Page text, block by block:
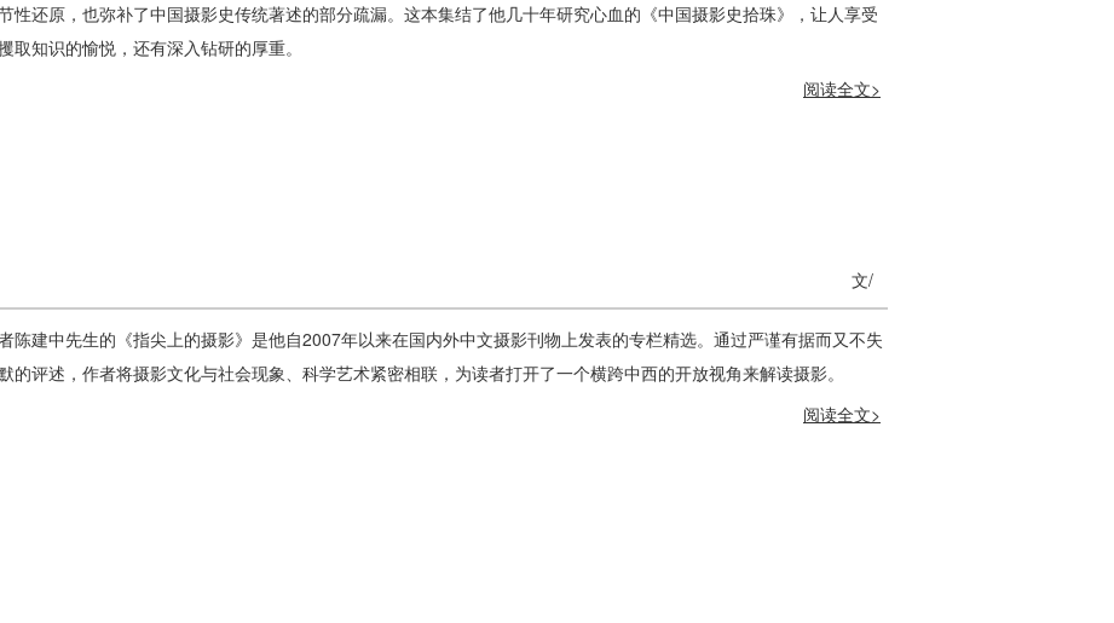
性还原，也弥补了中国摄影史传统著述的部分疏漏。这本集结了他几十年研究心血的《中国摄影史拾珠》，让人享受
取知识的愉悦，还有深入钻研的厚重。
阅读全文>
文/
陈建中先生的《指尖上的摄影》是他自2007年以来在国内外中文摄影刊物上发表的专栏精选。通过严谨有据而又不失
的评述，作者将摄影文化与社会现象、科学艺术紧密相联，为读者打开了一个横跨中西的开放视角来解读摄影。
阅读全文>